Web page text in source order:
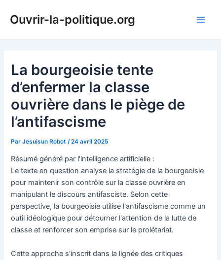
Ouvrir-la-politique.org
La bourgeoisie tente
d’enfermer la classe
ouvrière dans le piège de
l’antifascisme
ParJesuisun Robot /24 avril 2025
Résumé généré par l'intelligence artificielle :
Le texte en question analyse la stratégie de la bourgeoisie
pour maintenir son contrôle sur la classe ouvrière en
manipulant le discours antifasciste. Selon cette
perspective, la bourgeoisie utilise l'antifascisme comme un
outil idéologique pour détourner l'attention de la lutte de
classe et renforcer son emprise sur le prolétariat.
Cette approche s'inscrit dans la lignée des critiques